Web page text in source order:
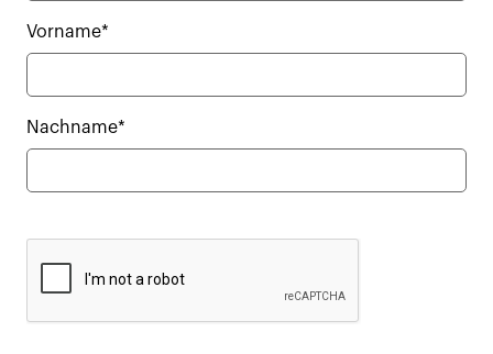
Vorname*
Nachname*